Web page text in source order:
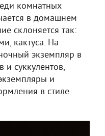
комнатных
в домашнем
склоняется так:
кактуса. На
экземпляр в
и суккулентов,
и
в стиле